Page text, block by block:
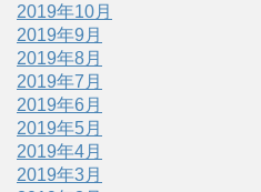
2019年10月
2019年9月
2019年8月
2019年7月
2019年6月
2019年5月
2019年4月
2019年3月